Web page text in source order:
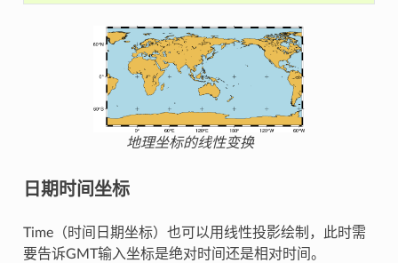
地理坐标的线性变换
日期时间坐标
Time（时间日期坐标）也可以用线性投影绘制，此时需
要告诉GMT输入坐标是绝对时间还是相对时间。